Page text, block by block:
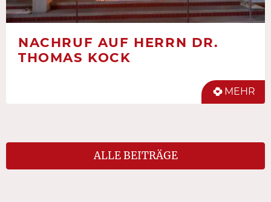
NACHRUF AUF HERRN DR.
THOMAS KOCK
MEHR
ALLE BEITRÄGE